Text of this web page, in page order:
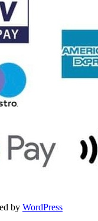
by WordPress